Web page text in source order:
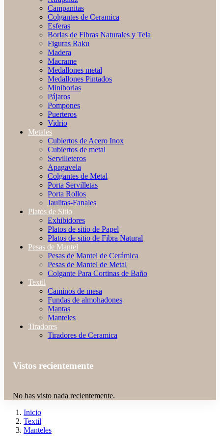
Campanitas
Colgantes de Ceramica
Esferas
Borlas de Fibras Naturales y Tela
Figuras Raku
Madera
Macrame
Medallones metal
Medallones Pintados
Miniborlas
Pájaros
Pompones
Puerteros
Vidrio
Metales
Cubiertos de Acero Inox
Cubiertos de metal
Servilleteros
Apagavela
Colgantes de Metal
Porta Servilletas
Porta Rollos
Jaulitas-Fanales
Platos de Sitio
Exhibidores
Platos de sitio de Papel
Platos de sitio de Fibra Natural
Pesas de Mantel
Pesas de Mantel de Cerámica
Pesas de Mantel de Metal
Colgante Para Cortinas de Baño
Textil
Caminos de mesa
Fundas de almohadones
Mantas
Manteles
Tiradores
Tiradores de Ceramica
Vistos recientemente
No has visto nada recientemente.
Inicio
Textil
Manteles